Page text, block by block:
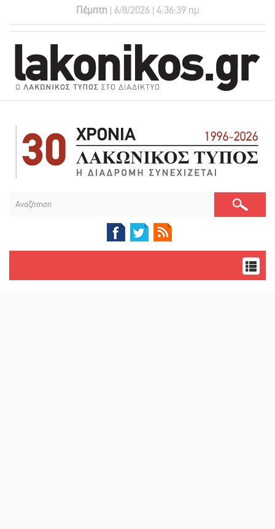
Πέμπτη | 6/8/2026 | 4:36:39 πμ